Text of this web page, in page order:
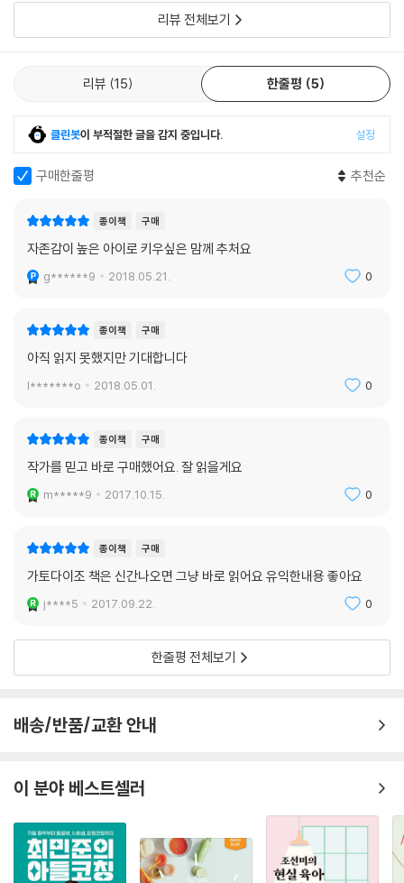
이가 초등생이 되서 자신의 의견과 생각을 이
리뷰 전체보기
리뷰 15 한줄평 5
클린봇이 부적절한 글을 감지 중입니다. 설정
구매한줄평 추천순
종이책 구매
자존감이 높은 아이로 키우싶은 맘께 추처요
g******9 2018.05.21. 0
종이책 구매
아직 읽지 못했지만 기대합니다
l*******o 2018.05.01. 0
종이책 구매
작가를 믿고 바로 구매했어요. 잘 읽을게요
m*****9 2017.10.15. 0
종이책 구매
가토다이조 책은 신간나오면 그냥 바로 읽어요 유익한내용 좋아요
j****5 2017.09.22. 0
한줄평 전체보기
배송/반품/교환 안내
이 분야 베스트셀러